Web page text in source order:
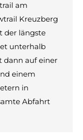
am
Kreuzberg
der längste
unterhalb
dann auf einer
einem
in
Abfahrt